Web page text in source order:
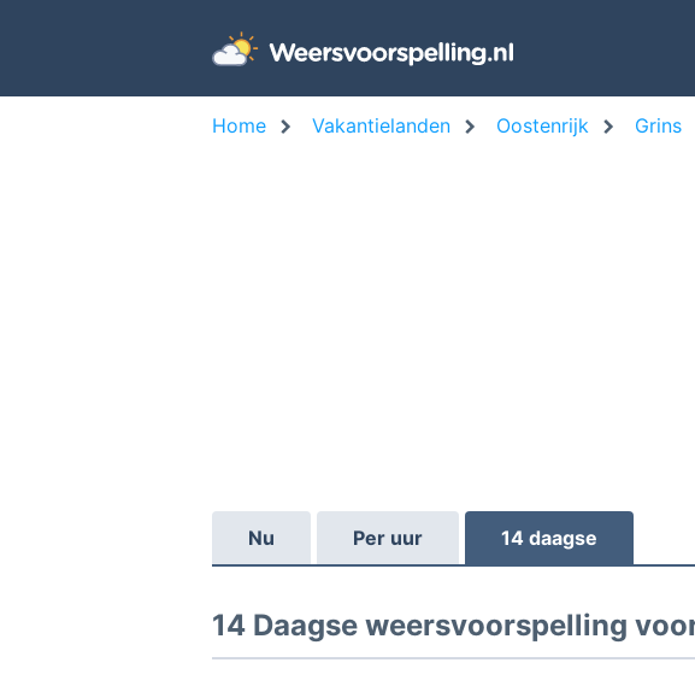
Home Vakantielanden Oostenrijk Grins
Nu Per uur 14 daagse
14 Daagse weersvoorspelling